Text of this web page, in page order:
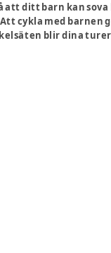
ditt barn kan
cykla med
blir dina turer